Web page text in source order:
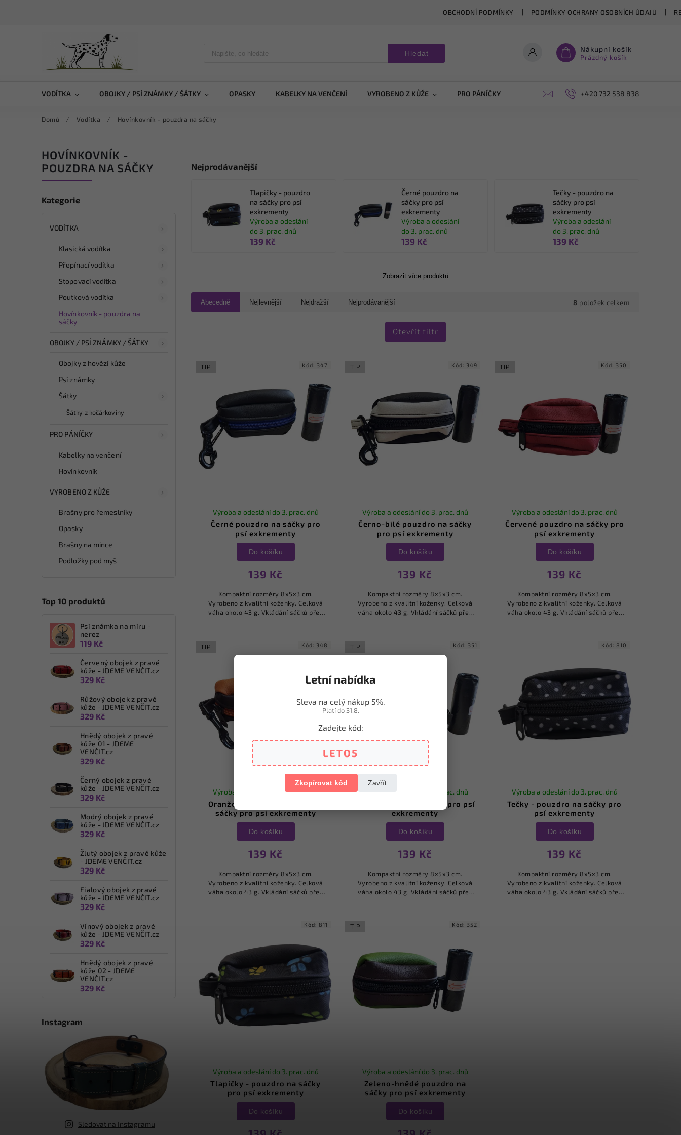
OBCHODNÍ PODMÍNKY PODMÍNKY OCHRANY OSOBNÍCH ÚDAJŮ
Hledat Nákupní košík
Prázdný košík
VODÍTKA OBOJKY / PSÍ ZNÁMKY / ŠÁTKY OPASKY KABELKY NA VENČENÍ VYROBENO Z KŮŽE PRO PÁNÍČKY OPLÁŠTĚNÍ PERGOL NA MÍRU
+420 732 538 838
Domů / Vodítka / Hovínkovník - pouzdra na sáčky
HOVÍNKOVNÍK -
POUZDRA NA SÁČKY
Kategorie
VODÍTKA
Klasická vodítka
Přepínací vodítka
Stopovací vodítka
Poutková vodítka
Hovínkovník - pouzdra na
sáčky
OBOJKY / PSÍ ZNÁMKY / ŠÁTKY
Obojky z hovězí kůže
Psí známky
Šátky
Šátky z kočárkoviny
PRO PÁNÍČKY
Kabelky na venčení
Hovínkovník
VYROBENO Z KŮŽE
Brašny pro řemeslníky
Opasky
Brašny na mince
Podložky pod myš
Top 10 produktů
Psí známka na míru -
nerez
119 Kč
Červený obojek z pravé
kůže - JDEME VENČIT.cz
329 Kč
Růžový obojek z pravé
kůže - JDEME VENČIT.cz
329 Kč
Hnědý obojek z pravé
kůže 01 - JDEME
VENČIT.cz
329 Kč
Černý obojek z pravé
kůže - JDEME VENČIT.cz
329 Kč
Modrý obojek z pravé
kůže - JDEME VENČIT.cz
329 Kč
Žlutý obojek z pravé kůže
- JDEME VENČIT.cz
329 Kč
Fialový obojek z pravé
kůže - JDEME VENČIT.cz
329 Kč
Vínový obojek z pravé
kůže - JDEME VENČIT.cz
329 Kč
Hnědý obojek z pravé
kůže 02 - JDEME
VENČIT.cz
329 Kč
Instagram
Sledovat na Instagramu
Nejprodávanější
Tlapičky - pouzdro
na sáčky pro psí
exkrementy
Výroba a odeslání
do 3. prac. dnů
139 Kč
Černé pouzdro na
sáčky pro psí
exkrementy
Výroba a odeslání
do 3. prac. dnů
139 Kč
Tečky - pouzdro na
sáčky pro psí
exkrementy
Výroba a odeslání
do 3. prac. dnů
139 Kč
Zobrazit více produktů
Abecedně Nejlevnější Nejdražší Nejprodávanější 8 položek celkem
Otevřít filtr
TIP
Černé pouzdro na sáčky pro
psí exkrementy
Výroba a odeslání do 3. prac. dnů
139 Kč
Do košíku
Kompaktní rozměry 8x5x3 cm.
Vyrobeno z kvalitní koženky. Celková
váha okolo 43 g. Vkládání sáčků přes
Kód: 347 TIP
Černo-bílé pouzdro na sáčky
pro psí exkrementy
Výroba a odeslání do 3. prac. dnů
139 Kč
Do košíku
Kompaktní rozměry 8x5x3 cm.
Vyrobeno z kvalitní koženky. Celková
váha okolo 43 g. Vkládání sáčků přes
Kód: 349 TIP
Červené pouzdro na sáčky pro
psí exkrementy
Výroba a odeslání do 3. prac. dnů
139 Kč
Do košíku
Kompaktní rozměry 8x5x3 cm.
Vyrobeno z kvalitní koženky. Celková
váha okolo 43 g. Vkládání sáčků přes
Kód: 350
TIP
Oranžovo- hnědé pouzdro na
sáčky pro psí exkrementy
Výroba a odeslání do 3. prac. dnů
139 Kč
Do košíku
Kompaktní rozměry 8x5x3 cm.
Vyrobeno z kvalitní koženky. Celková
váha okolo 43 g. Vkládání sáčků přes
Kód: 348 TIP
Šedé pouzdro na sáčky pro psí
exkrementy
Výroba a odeslání do 3. prac. dnů
139 Kč
Do košíku
Kompaktní rozměry 8x5x3 cm.
Vyrobeno z kvalitní koženky. Celková
váha okolo 43 g. Vkládání sáčků přes
Kód: 351
Tečky - pouzdro na sáčky pro
psí exkrementy
Výroba a odeslání do 3. prac. dnů
139 Kč
Do košíku
Kompaktní rozměry 8x5x3 cm.
Vyrobeno z kvalitní koženky. Celková
váha okolo 43 g. Vkládání sáčků přes
Kód: 810
Tlapičky - pouzdro na sáčky
pro psí exkrementy
Výroba a odeslání do 3. prac. dnů
Do košíku
Kód: 811 TIP
Zeleno-hnědé pouzdro na
sáčky pro psí exkrementy
Výroba a odeslání do 3. prac. dnů
Do košíku
Kód: 352
Letní nabídka
Sleva na celý nákup 5%.
Platí do 31.8.
Zadejte kód:
LETO5
Zkopírovat kód Zavřít